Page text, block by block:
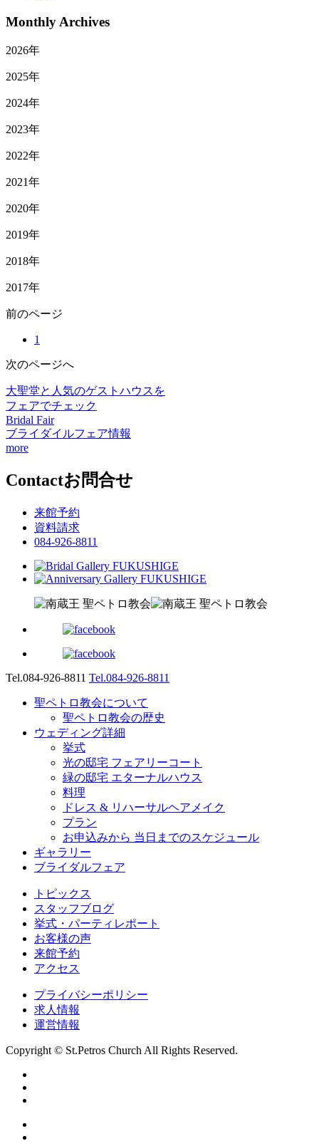
Monthly Archives
2026年
2025年
2024年
2023年
2022年
2021年
2020年
2019年
2018年
2017年
前のページ
1
次のページへ
大聖堂と人気のゲストハウスを
フェアでチェック
Bridal Fair
ブライダイルフェア情報
more
Contactお問合せ
来館予約
資料請求
084-926-8811
Tel.084-926-8811 Tel.084-926-8811
聖ペトロ教会について
聖ペトロ教会の歴史
ウェディング詳細
挙式
光の邸宅 フェアリーコート
緑の邸宅 エターナルハウス
料理
ドレス & リハーサルヘアメイク
プラン
お申込みから 当日までのスケジュール
ギャラリー
ブライダルフェア
トピックス
スタッフブログ
挙式・パーティレポート
お客様の声
来館予約
アクセス
プライバシーポリシー
求人情報
運営情報
Copyright © St.Petros Church All Rights Reserved.